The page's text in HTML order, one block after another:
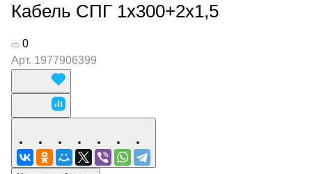
Кабель СПГ 1х300+2х1,5
0
Арт. 1977906399